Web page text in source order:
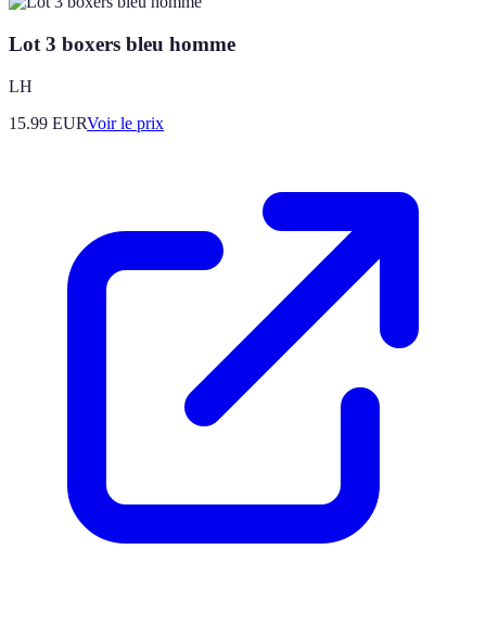
Lot 3 boxers bleu homme
LH
15.99 EURVoir le prix